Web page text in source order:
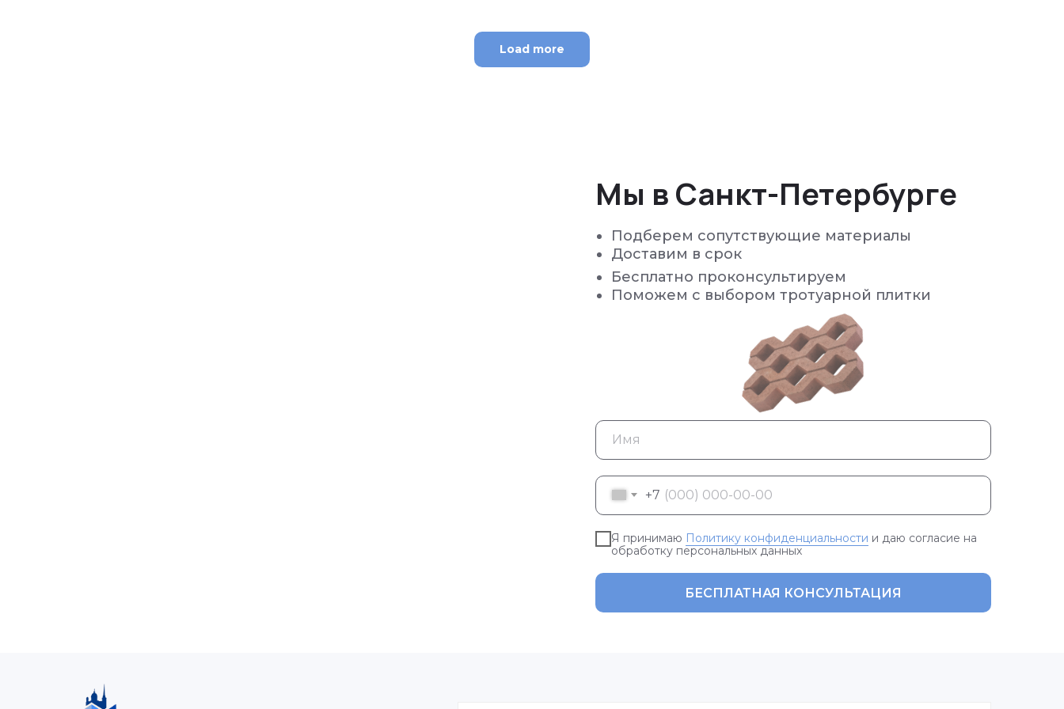
Load more
Подберем сопутствующие материалы
Доставим в срок
Бесплатно проконсультируем
Поможем с выбором тротуарной плитки
Мы в Санкт-Петербурге
+7
Я принимаю Политику конфиденциальности и даю согласие на
обработку персональных данных
БЕСПЛАТНАЯ КОНСУЛЬТАЦИЯ